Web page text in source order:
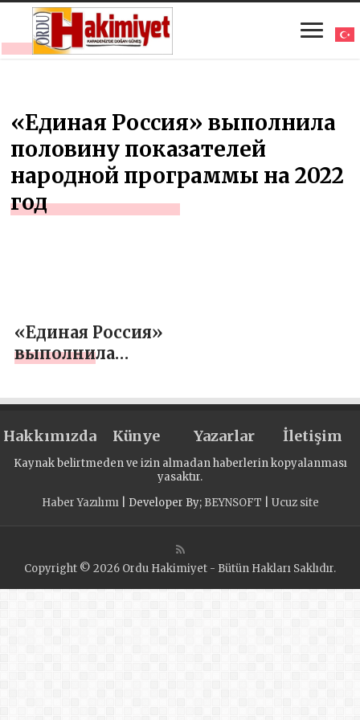
«Единая Россия» выполнила
половину показателей
народной программы на 2022
год
«Единая Россия»
выполнила
показателей
программы на
2022 год
Hakkımızda Künye Yazarlar İletişim
Kaynak belirtmeden ve izin almadan haberlerin kopyalanması
yasaktır.
Haber Yazılımı| Developer By; BEYNSOFT Ucuz site
Copyright © 2026 Ordu Hakimiyet - Bütün Hakları Saklıdır.